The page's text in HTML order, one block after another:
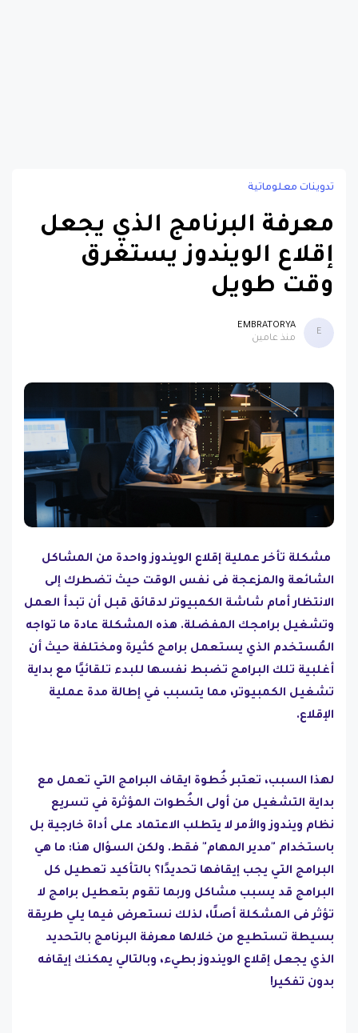
تدوينات معلوماتية
معرفة البرنامج الذي يجعل
إقلاع الويندوز يستغرق
وقت طويل
E
EMBRATORYA
منذ عامين
مشكلة تأخر عملية إقلاع الويندوز واحدة من المشاكل
الشائعة والمزعجة فى نفس الوقت حيث تضطرك إلى
الانتظار أمام شاشة الكمبيوتر لدقائق قبل أن تبدأ العمل
وتشغيل برامجك المفضلة. هذه المشكلة عادة ما تواجه
المُستخدم الذي يستعمل برامج كثيرة ومختلفة حيث أن
أغلبية تلك البرامج تضبط نفسها للبدء تلقائيًا مع بداية
تشغيل الكمبيوتر، مما يتسبب في إطالة مدة عملية
الإقلاع.
لهذا السبب، تعتبر خُطوة ايقاف البرامج التي تعمل مع
بداية التشغيل من أولى الخُطوات المؤثرة في تسريع
نظام ويندوز والأمر لا يتطلب الاعتماد على أداة خارجية بل
باستخدام "مدير المهام" فقط. ولكن السؤال هنا: ما هي
البرامج التي يجب إيقافها تحديدًا؟ بالتأكيد تعطيل كل
البرامج قد يسبب مشاكل وربما تقوم بتعطيل برامج لا
تؤثر فى المشكلة أصلًا، لذلك نستعرض فيما يلي طريقة
بسيطة تستطيع من خلالها معرفة البرنامج بالتحديد
الذي يجعل إقلاع الويندوز بطيء، وبالتالي يمكنك إيقافه
بدون تفكير!